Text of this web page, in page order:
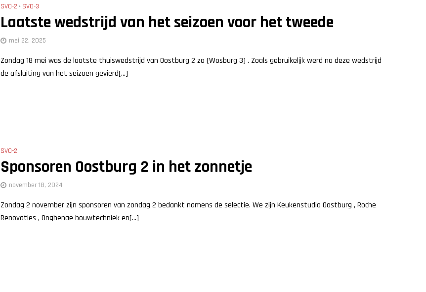
SVO-2 • SVO-3
Laatste wedstrijd van het seizoen voor het tweede
mei 22, 2025
Zondag 18 mei was de laatste thuiswedstrijd van Oostburg 2 zo (Wosburg 3) . Zoals gebruikelijk werd na deze wedstrijd
de afsluiting van het seizoen gevierd[...]
SVO-2
Sponsoren Oostburg 2 in het zonnetje
november 18, 2024
Zondag 2 november zijn sponsoren van zondag 2 bedankt namens de selectie. We zijn Keukenstudio Oostburg , Roche
Renovaties , Onghenae bouwtechniek en[...]